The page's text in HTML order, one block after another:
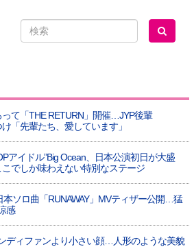
って「THE RETURN」開催…JYP後輩
け「先輩たち、愛しています」
アイドル”Big Ocean、日本公演初日が大盛
でしか味わえない特別なステージ
本ソロ曲「RUNAWAY」MVティザー公開…猛
感
ディファンより小さい顔…人形のような美貌